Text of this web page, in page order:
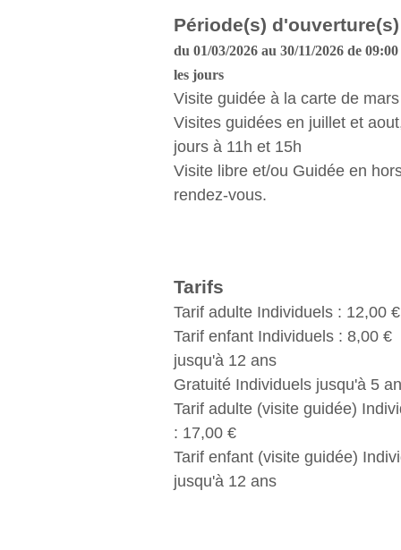
Période(s) d'ouverture(s)
du 01/03/2026 au 30/11/2026 de
les jours
Visite guidée à la carte de
Visites guidées en juillet et
jours à 11h et 15h
Visite libre et/ou Guidée en
rendez-vous.
Tarifs
Tarif adulte Individuels : 12,00
Tarif enfant Individuels : 8,00 €
jusqu'à 12 ans
Gratuité Individuels jusqu'à 5
Tarif adulte (visite guidée)
: 17,00 €
Tarif enfant (visite guidée)
jusqu'à 12 ans